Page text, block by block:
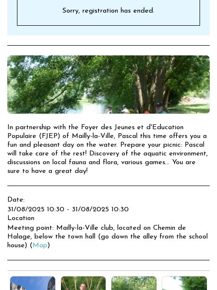
Sorry, registration has ended.
In partnership with the Foyer des Jeunes et d'Education
Populaire (FJEP) of Mailly-la-Ville, Pascal this time offers you a
fun and pleasant day on the water. Prepare your picnic: Pascal
will take care of the rest! Discovery of the aquatic environment,
discussions on local fauna and flora, various games... You are
sure to have a great day!
Date:
31/08/2025 10:30 - 31/08/2025 10:30
Location
Meeting point: Mailly-la-Ville club, located on Chemin de
Halage, below the town hall (go down the alley from the school
house) (Map)